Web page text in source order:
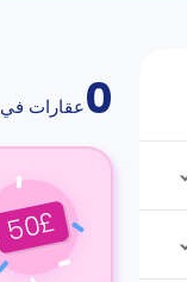
0عقارات في
£
50